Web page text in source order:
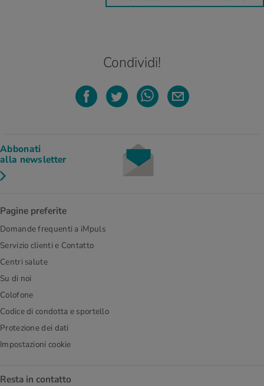
Condividi!
Abbonati
alla newsletter
Pagine preferite
Domande frequenti a iMpuls
Servizio clienti e Contatto
Centri salute
Su di noi
Colofone
Codice di condotta e sportello
Protezione dei dati
Impostazioni cookie
Resta in contatto